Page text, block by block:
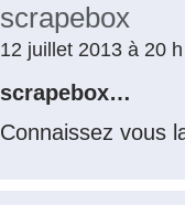
scrapebox
12 juillet 2013 à 20
scrapebox…
Connaissez vous